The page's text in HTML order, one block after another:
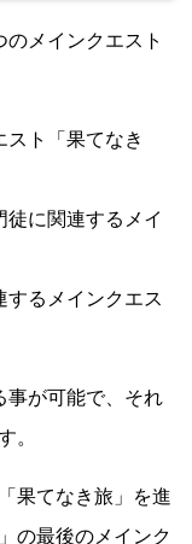
メインクエスト
ト「果てなき
に関連するメイ
するメインクエス
事が可能で、それ
。
果てなき旅」を進
の最後のメインク